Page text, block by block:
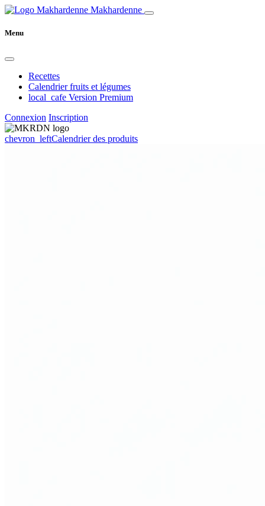
Makhardenne
Menu
Recettes
Calendrier fruits et légumes
local_cafe Version Premium
Connexion Inscription
chevron_leftCalendrier des produits